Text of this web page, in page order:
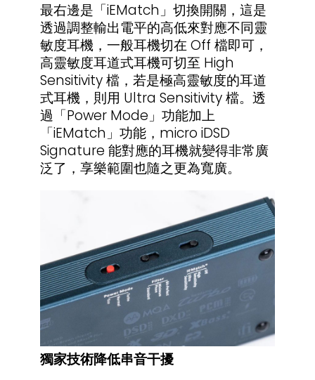
最右邊是「iEMatch」切換開關，這是
透過調整輸出電平的高低來對應不同靈
敏度耳機，一般耳機切在 Off 檔即可，
高靈敏度耳道式耳機可切至 High
Sensitivity 檔，若是極高靈敏度的耳道
式耳機，則用 Ultra Sensitivity 檔。透
過「Power Mode」功能加上
「iEMatch」功能，micro iDSD
Signature 能對應的耳機就變得非常廣
泛了，享樂範圍也隨之更為寬廣。
獨家技術降低串音干擾